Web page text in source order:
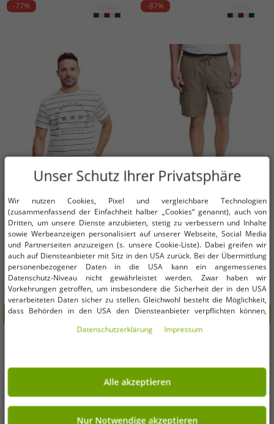
-77%
Verfügbare Größen
M L
klassisches FQ1924 FQTom SS
Herren T-Shirt mit Rundhals Shirt
21900644-114201 Weiß
UVP: 34,95 €* 7,99 €
In den Warenkorb
-87%
Verfügbare Größen
2XL
klassische FQ1924 FQHenry linen
Herren Leinenshorts mit
Reißverschluss Shorts 21900624-
161104 Beige
UVP: 69,95 €* 8,99 €
In den Warenkorb
Unser Schutz Ihrer Privatsphäre
Wir nutzen Cookies, Pixel und vergleichbare Technologien
(zusammenfassend der Einfachheit halber „Cookies“ genannt), auch von
Dritten, um unsere Dienste anzubieten, stetig zu verbessern und Inhalte
sowie Werbeanzeigen personalisiert auf unserer Webseite, Social Media
und Partnerseiten anzuzeigen (s. unsere Cookie-Liste). Dabei greifen wir
auch auf Diensteanbieter mit Sitz in den USA zurück. Bei der Übermittlung
personenbezogener Daten in die USA kann ein angemessenes
Datenschutz-Niveau nicht gewährleistet werden. Zwar haben wir
Vorkehrungen getroffen, um insbesondere die Sicherheit der in den USA
verarbeiteten Daten sicher zu stellen. Gleichwohl besteht die Möglichkeit,
dass Behörden in den USA den Diensteanbieter verpflichten können,
im Einzelfall auf Basis entsprechender US-Gesetzgebung, ein wirksamer
Zugriff informiert wirst. Mit Deiner Einwilligung gem. Art. 49 Abs. 1 lit. a
DSGVO erklärst Du Dich in die Übermittlung in die USA für einverstanden
(s.a. unsere Datenschutzerklärung). Du hast die Wahl, ob nur notwendige
Cookies verwendet werden sollen oder ob Du darüber hinaus weitere
Cookies akzeptieren möchtest. Standardmäßig sind nur notwendige Dienste
aktiv, was Du unter „Nur Notwendige akzeptieren verwenden“ bestätigen
Daten­schutz­erklärung Impressum
Alle akzeptieren
Nur Notwendige akzeptieren